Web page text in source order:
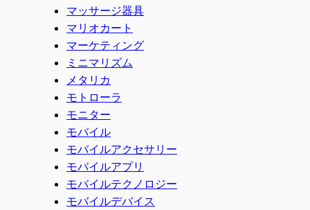
マッサージ器具
マリオカート
マーケティング
ミニマリズム
メタリカ
モトローラ
モニター
モバイル
モバイルアクセサリー
モバイルアプリ
モバイルテクノロジー
モバイルデバイス